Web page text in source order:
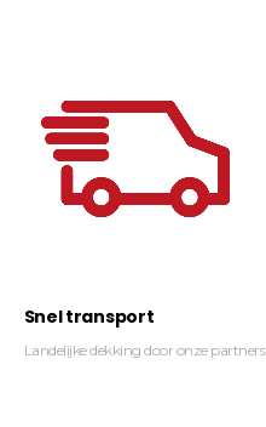
Snel transport
Landelijke dekking door onze partners